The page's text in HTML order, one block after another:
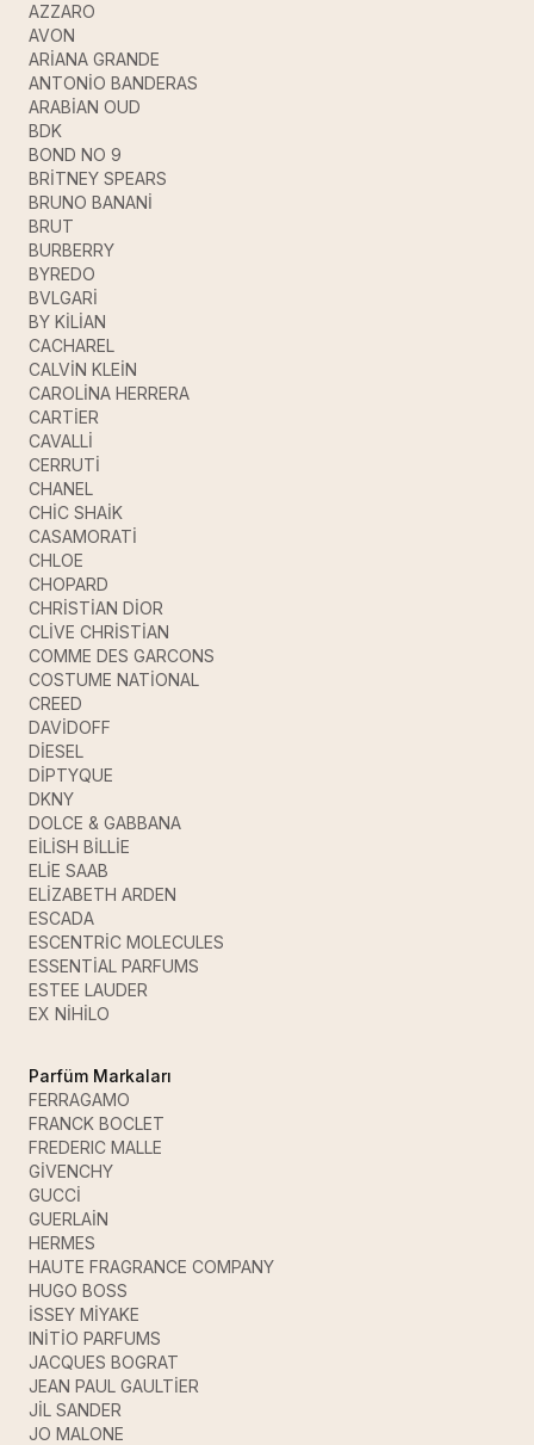
AZZARO
AVON
ARİANA GRANDE
ANTONİO BANDERAS
ARABİAN OUD
BDK
BOND NO 9
BRİTNEY SPEARS
BRUNO BANANİ
BRUT
BURBERRY
BYREDO
BVLGARİ
BY KİLİAN
CACHAREL
CALVİN KLEİN
CAROLİNA HERRERA
CARTİER
CAVALLİ
CERRUTİ
CHANEL
CHİC SHAİK
CASAMORATİ
CHLOE
CHOPARD
CHRİSTİAN DİOR
CLİVE CHRİSTİAN
COMME DES GARCONS
COSTUME NATİONAL
CREED
DAVİDOFF
DİESEL
DİPTYQUE
DKNY
DOLCE & GABBANA
EİLİSH BİLLİE
ELİE SAAB
ELİZABETH ARDEN
ESCADA
ESCENTRİC MOLECULES
ESSENTİAL PARFUMS
ESTEE LAUDER
EX NİHİLO
Parfüm Markaları
FERRAGAMO
FRANCK BOCLET
FREDERIC MALLE
GİVENCHY
GUCCİ
GUERLAİN
HERMES
HAUTE FRAGRANCE COMPANY
HUGO BOSS
İSSEY MİYAKE
INİTİO PARFUMS
JACQUES BOGRAT
JEAN PAUL GAULTİER
JİL SANDER
JO MALONE